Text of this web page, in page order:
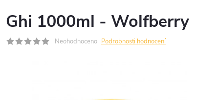
Ghi 1000ml - Wolfberry
Neohodnoceno Podrobnosti hodnocení